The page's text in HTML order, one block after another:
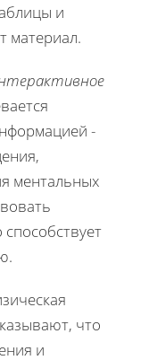
и
материал.
-
ментальных
что
и